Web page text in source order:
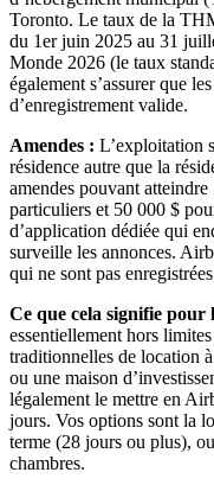
Toronto. Le taux de la
du 1er juin 2025 au 31
Monde 2026 (le taux
également s’assurer que
d’enregistrement valide.
Amendes : L’exploitation
résidence autre que la
amendes pouvant
particuliers et 50 000 $
d’application dédiée qui
surveille les annonces.
qui ne sont pas
Ce que cela signifie pour
essentiellement hors
traditionnelles de location
ou une maison
légalement le mettre en
jours. Vos options sont la
terme (28 jours ou plus),
chambres.